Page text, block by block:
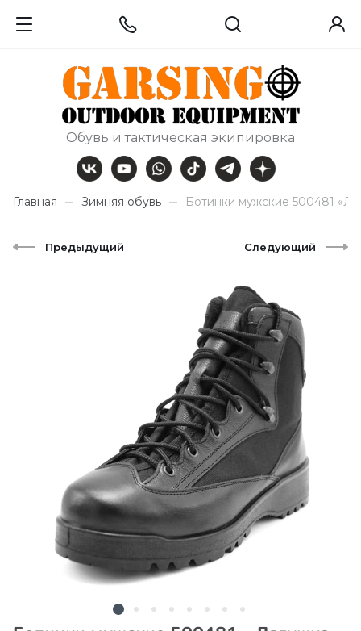
Обувь и тактическая экипировка
Главная Зимняя обувь Ботинки мужские 500481
Предыдущий Следующий